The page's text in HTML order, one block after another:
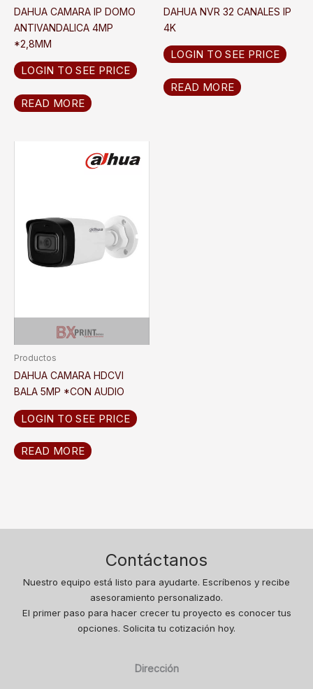
DAHUA CAMARA IP DOMO
ANTIVANDALICA 4MP
*2,8MM
LOGIN TO SEE PRICE
READ MORE
DAHUA NVR 32 CANALES IP
4K
LOGIN TO SEE PRICE
READ MORE
Productos
DAHUA CAMARA HDCVI
BALA 5MP *CON AUDIO
LOGIN TO SEE PRICE
READ MORE
Contáctanos
Nuestro equipo está listo para ayudarte. Escríbenos y recibe
asesoramiento personalizado.
El primer paso para hacer crecer tu proyecto es conocer tus
opciones. Solicita tu cotización hoy.
Dirección